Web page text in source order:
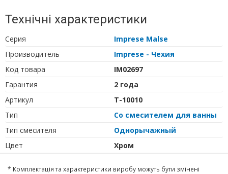
Технічні характеристики
Серия
Imprese Malse
Производитель
Imprese - Чехия
Код товара
IM02697
Гарантия
2 года
Артикул
T-10010
Тип
Со смесителем для ванны
Тип cмесителя
Однорычажный
Цвет
Хром
* Комплектація та характеристики виробу можуть бути змінені